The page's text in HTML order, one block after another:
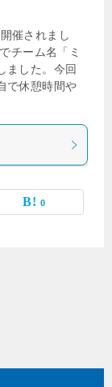
催されまし
チーム名「ミ
ました。今回
で休憩時間や
0